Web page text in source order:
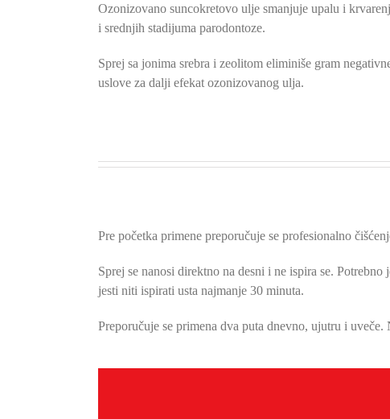
Ozonizovano suncokretovo ulje smanjuje upalu i
i srednjih stadijuma parodontoze.
Sprej sa jonima srebra i zeolitom eliminiše gram
uslove za dalji efekat ozonizovanog ulja.
Pre početka primene preporučuje se profesionalno
Sprej se nanosi direktno na desni i ne ispira se.
jesti niti ispirati usta najmanje 30 minuta.
Preporučuje se primena dva puta dnevno, ujutru i